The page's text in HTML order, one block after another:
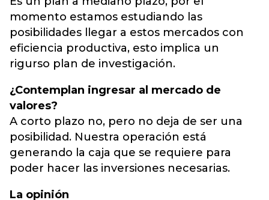
momento estamos estudiando las
posibilidades llegar a estos mercados con
eficiencia productiva, esto implica un
rigurso plan de investigación.
¿Contemplan ingresar al mercado de
valores?
A corto plazo no, pero no deja de ser una
posibilidad. Nuestra operación está
generando la caja que se requiere para
poder hacer las inversiones necesarias.
La opinión